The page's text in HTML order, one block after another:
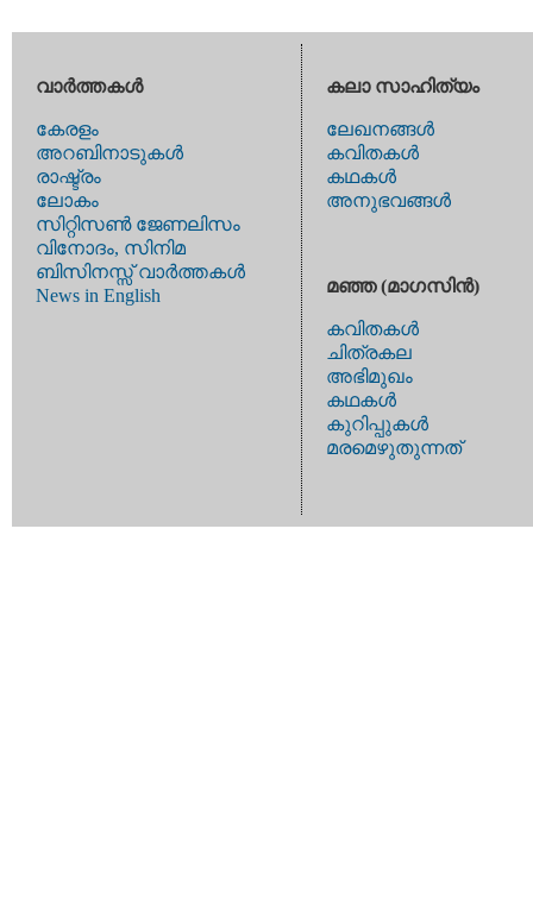
വാര്‍ത്തകള്‍
കേരളം
അറബിനാടുകള്‍
രാഷ്ട്രം
ലോകം
സിറ്റിസണ്‍ ജേണലിസം
വിനോദം, സിനിമ
ബിസിനസ്സ് വാര്‍ത്തകള്‍
News in English
കലാ സാഹിത്യം
ലേഖനങ്ങള്‍
കവിതകള്‍
കഥകള്‍
അനുഭവങ്ങള്‍
മഞ്ഞ (മാഗസിന്‍)
കവിതകള്‍
ചിത്രകല
അഭിമുഖം
കഥകള്‍
കുറിപ്പുകള്‍
മരമെഴുതുന്നത്